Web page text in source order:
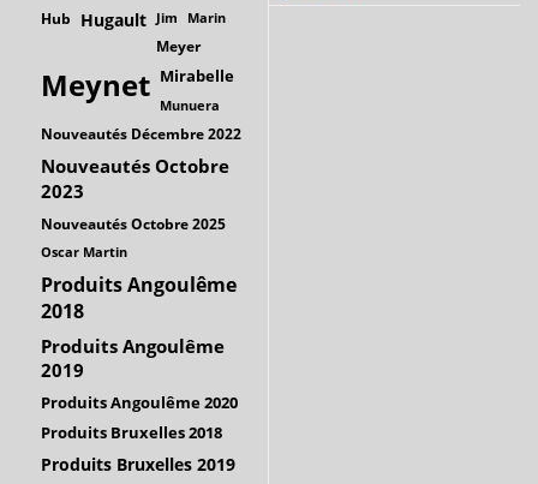
Hub Hugault Jim Marin
Meyer
Meynet Mirabelle
Munuera
Nouveautés Décembre 2022
Nouveautés Octobre
2023
Nouveautés Octobre 2025
Oscar Martin
Produits Angoulême
2018
Produits Angoulême
2019
Produits Angoulême 2020
Produits Bruxelles 2018
Produits Bruxelles 2019